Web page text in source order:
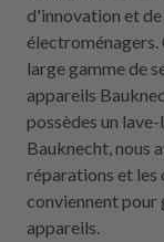
d'innovation et
électroménagers.
large gamme de
appareils
possèdes un
Bauknecht, nous
réparations et les
conviennent
appareils.